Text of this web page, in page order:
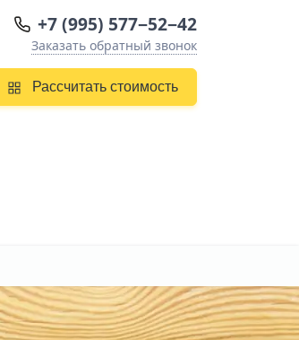
+7 (995) 577−52−42
Заказать обратный звонок
Рассчитать стоимость